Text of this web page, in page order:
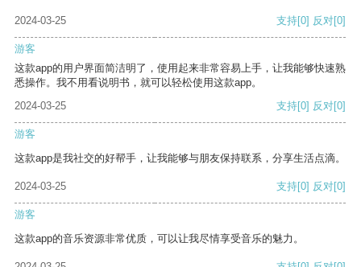
2024-03-25 支持[0] 反对[0]
游客
这款app的用户界面简洁明了，使用起来非常容易上手，让我能够快速熟
悉操作。我不用看说明书，就可以轻松使用这款app。
2024-03-25
支持[0] 反对[0]
游客
这款app是我社交的好帮手，让我能够与朋友保持联系，分享生活点滴。
2024-03-25 支持[0] 反对[0]
游客
这款app的音乐资源非常优质，可以让我尽情享受音乐的魅力。